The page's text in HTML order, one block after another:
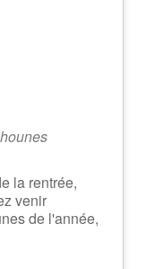
la rentrée,
venir
de l'année,